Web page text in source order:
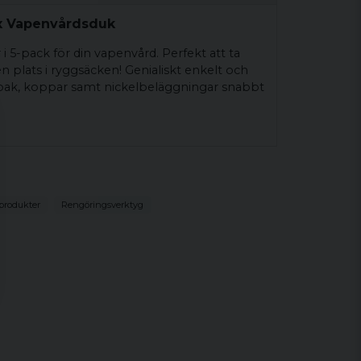
Vapenvårdsduk
5-pack för din vapenvård. Perfekt att ta
plats i ryggsäcken! Genialiskt enkelt och
koppar samt nickelbeläggningar snabbt
Rengöringsverktyg